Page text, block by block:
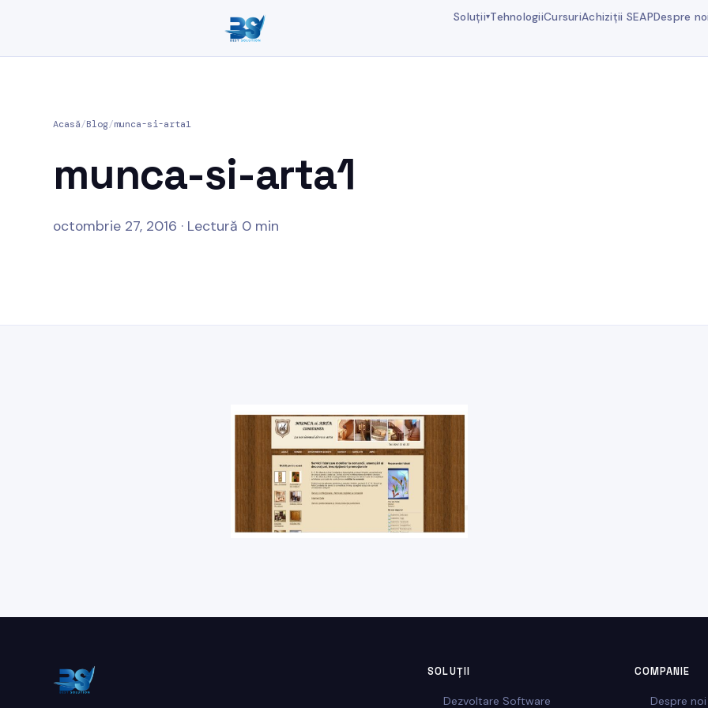
Soluții▾TehnologiiCursuriAchiziții SEAPDespre noi
Acasă/Blog/munca-si-arta1
munca-si-arta1
octombrie 27, 2016 · Lectură 0 min
SOLUȚII
Dezvoltare Software
COMPANIE
Despre noi